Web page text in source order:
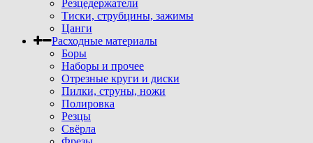
Резцедержатели
Тиски, струбцины, зажимы
Цанги
Расходные материалы
Боры
Наборы и прочее
Отрезные круги и диски
Пилки, струны, ножи
Полировка
Резцы
Свёрла